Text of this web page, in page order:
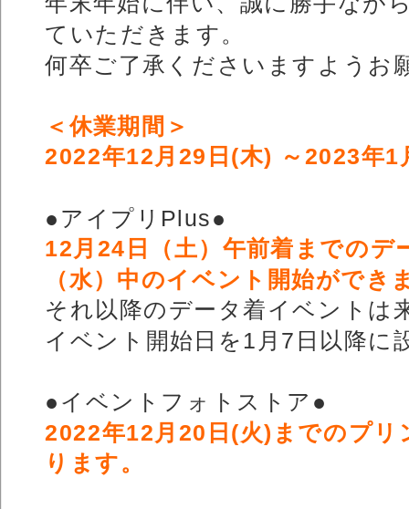
ていただきます。
何卒ご了承くださいますようお
＜休業期間＞
2022年12月29日(木) ～2023年1
●アイプリPlus●
12月24日（土）午前着までのデ
（水）中のイベント開始ができ
それ以降のデータ着イベントは
イベント開始日を1月7日以降に
●イベントフォトストア●
2022年12月20日(火)までのプリ
ります。